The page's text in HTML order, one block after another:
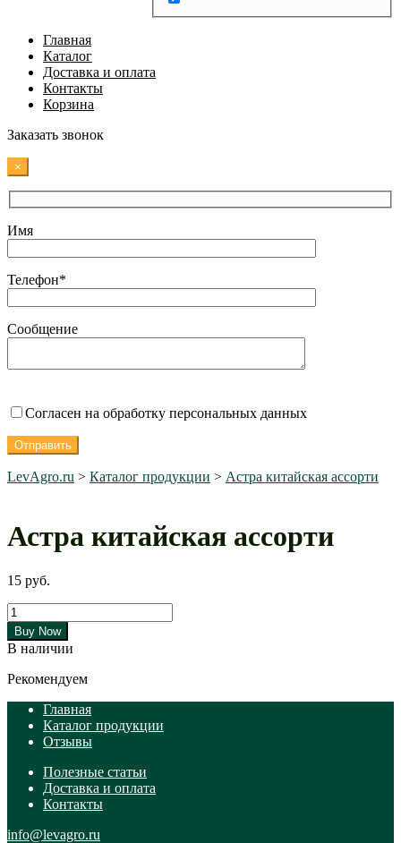
Главная
Каталог
Доставка и оплата
Контакты
Корзина
Заказать звонок
×
Имя
Телефон*
Сообщение
Согласен на обработку персональных данных
LevAgro.ru > Каталог продукции > Астра китайская ассорти
Астра китайская ассорти
15 руб.
Количество
товара
Астра
китайская
ассорти
Buy Now
В наличии
Рекомендуем
Главная
Каталог продукции
Отзывы
Полезные статьи
Доставка и оплата
Контакты
info@levagro.ru